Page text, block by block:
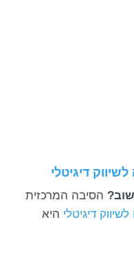
דיגיטלי
הסיבה המרכזית
דיגיטלי היא